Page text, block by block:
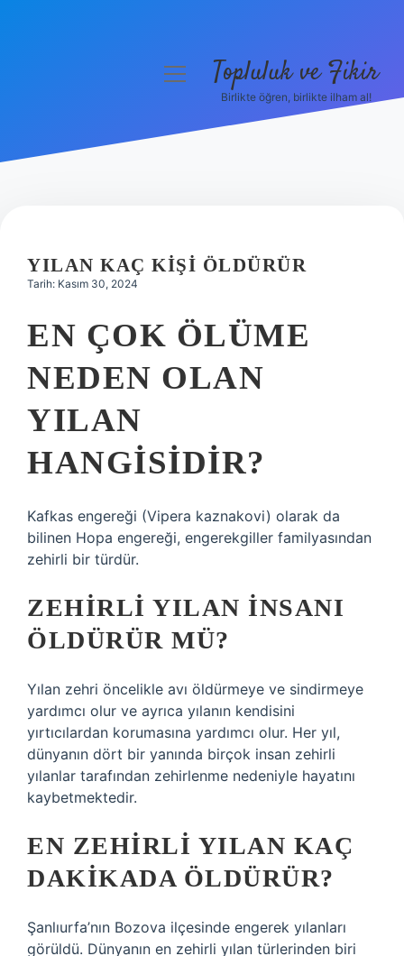
Hakkımızda
menüyüTopluluk ve Fikir
Birlikte öğren, birlikte ilham al!
YILAN KAÇ KIŞI ÖLDÜRÜR
Tarih: Kasım 30, 2024
EN ÇOK ÖLÜME
NEDEN OLAN
YILAN
HANGISIDIR?
Kafkas engereği (Vipera kaznakovi) olarak da
bilinen Hopa engereği, engerekgiller familyasından
zehirli bir türdür.
ZEHIRLI YILAN INSANI
ÖLDÜRÜR MÜ?
Yılan zehri öncelikle avı öldürmeye ve sindirmeye
yardımcı olur ve ayrıca yılanın kendisini
yırtıcılardan korumasına yardımcı olur. Her yıl,
dünyanın dört bir yanında birçok insan zehirli
yılanlar tarafından zehirlenme nedeniyle hayatını
kaybetmektedir.
EN ZEHIRLI YILAN KAÇ
DAKIKADA ÖLDÜRÜR?
Şanlıurfa’nın Bozova ilçesinde engerek yılanları
görüldü. Dünyanın en zehirli yılan türlerinden biri